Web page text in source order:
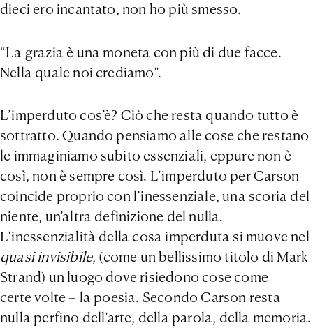
dieci ero incantato, non ho più smesso.
“La grazia è una moneta con più di due facce.
Nella quale noi crediamo”.
L’imperduto cos’è? Ciò che resta quando tutto è
sottratto. Quando pensiamo alle cose che restano
le immaginiamo subito essenziali, eppure non è
così, non è sempre così. L’imperduto per Carson
coincide proprio con l’inessenziale, una scoria del
niente, un’altra definizione del nulla.
L’inessenzialità della cosa imperduta si muove nel
quasi invisibile, (come un bellissimo titolo di Mark
Strand) un luogo dove risiedono cose come –
certe volte – la poesia. Secondo Carson resta
nulla perfino dell’arte, della parola, della memoria.